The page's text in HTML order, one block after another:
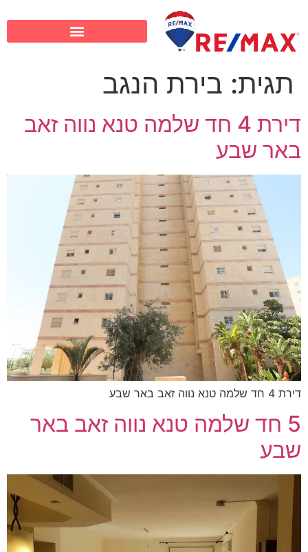
תגית: בירת הנגב
דירת 4 חד שלמה טנא נווה זאב
באר שבע
דירת 4 חד שלמה טנא נווה זאב באר שבע
5 חד שלמה טנא נווה זאב באר
שבע